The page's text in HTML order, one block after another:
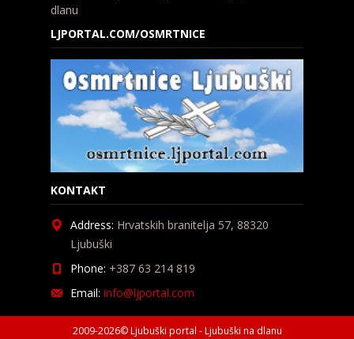
dlanu
LJPORTAL.COM/OSMRTNICE
KONTAKT
Address: Hrvatskih branitelja 57, 88320
Ljubuški
Phone: +387 63 214 819
Email: info@ljportal.com
2009-2026© Ljubuški portal - Ljubuški na dlanu